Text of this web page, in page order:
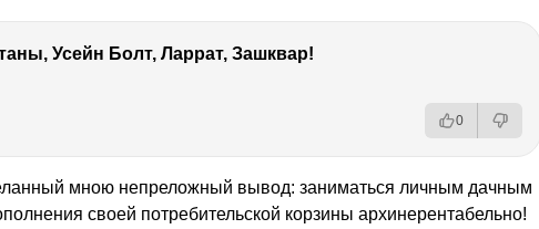
Усейн Болт, Ларрат, Зашквар!
0
мною непреложный вывод: заниматься личным дачным
своей потребительской корзины архинерентабельно!